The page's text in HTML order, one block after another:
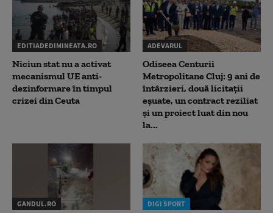
EDITIADEDIMINEATA.RO
Niciun stat nu a activat
mecanismul UE anti-
dezinformare în timpul
crizei din Ceuta
ADEVARUL
Odiseea Centurii
Metropolitane Cluj: 9 ani de
întârzieri, două licitații
eșuate, un contract reziliat
și un proiect luat din nou
la...
GANDUL.RO DIGI SPORT